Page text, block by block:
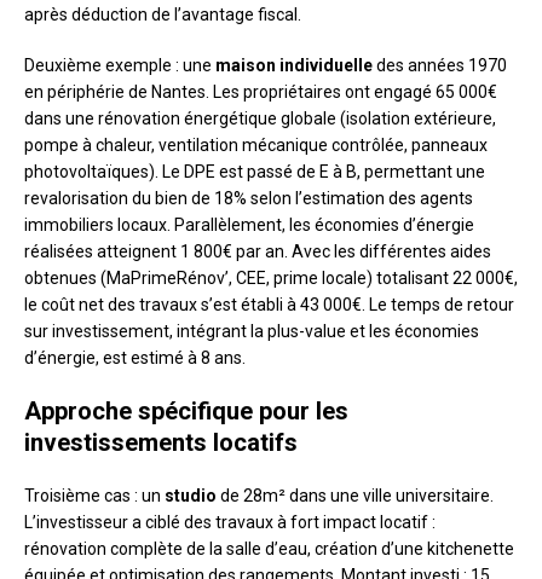
après déduction de l’avantage fiscal.
Deuxième exemple : une maison individuelledes années 1970
en périphérie de Nantes. Les propriétaires ont engagé 65 000€
dans une rénovation énergétique globale (isolation extérieure,
pompe à chaleur, ventilation mécanique contrôlée, panneaux
photovoltaïques). Le DPE est passé de E à B, permettant une
revalorisation du bien de 18% selon l’estimation des agents
immobiliers locaux. Parallèlement, les économies d’énergie
réalisées atteignent 1 800€ par an. Avec les différentes aides
obtenues (MaPrimeRénov’, CEE, prime locale) totalisant 22 000€,
le coût net des travaux s’est établi à 43 000€. Le temps de retour
sur investissement, intégrant la plus-value et les économies
d’énergie, est estimé à 8 ans.
Approche spécifique pour les
investissements locatifs
Troisième cas : un studio de 28m² dans une ville universitaire.
L’investisseur a ciblé des travaux à fort impact locatif :
rénovation complète de la salle d’eau, création d’une kitchenette